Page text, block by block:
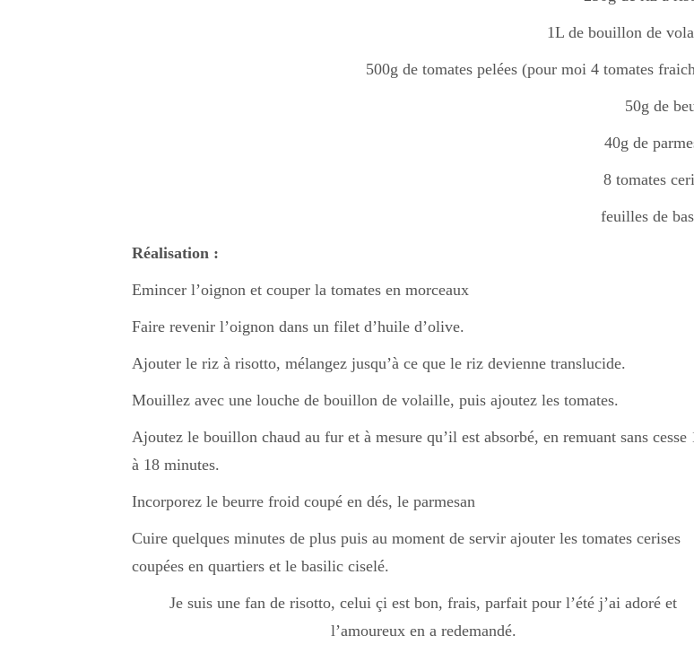
1L de bouillon de
500g de tomates pelées (pour moi 4 tomates
50g de
40g de
8 tomates
feuilles de
Réalisation :
Emincer l’oignon et couper la tomates en morceaux
Faire revenir l’oignon dans un filet d’huile d’olive.
Ajouter le riz à risotto, mélangez jusqu’à ce que le riz devienne translucide.
Mouillez avec une louche de bouillon de volaille, puis ajoutez les tomates.
Ajoutez le bouillon chaud au fur et à mesure qu’il est absorbé, en remuant sans cesse
à 18 minutes.
Incorporez le beurre froid coupé en dés, le parmesan
Cuire quelques minutes de plus puis au moment de servir ajouter les tomates cerises
coupées en quartiers et le basilic ciselé.
Je suis une fan de risotto, celui çi est bon, frais, parfait pour l’été j’ai adoré et
l’amoureux en a redemandé.